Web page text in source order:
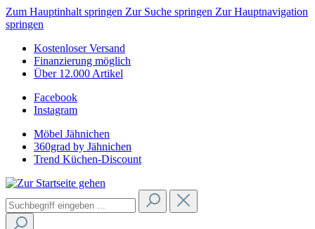
Zum Hauptinhalt springen Zur Suche springen Zur Hauptnavigation
springen
Kostenloser Versand
Finanzierung möglich
Über 12.000 Artikel
Facebook
Instagram
Möbel Jähnichen
360grad by Jähnichen
Trend Küchen-Discount